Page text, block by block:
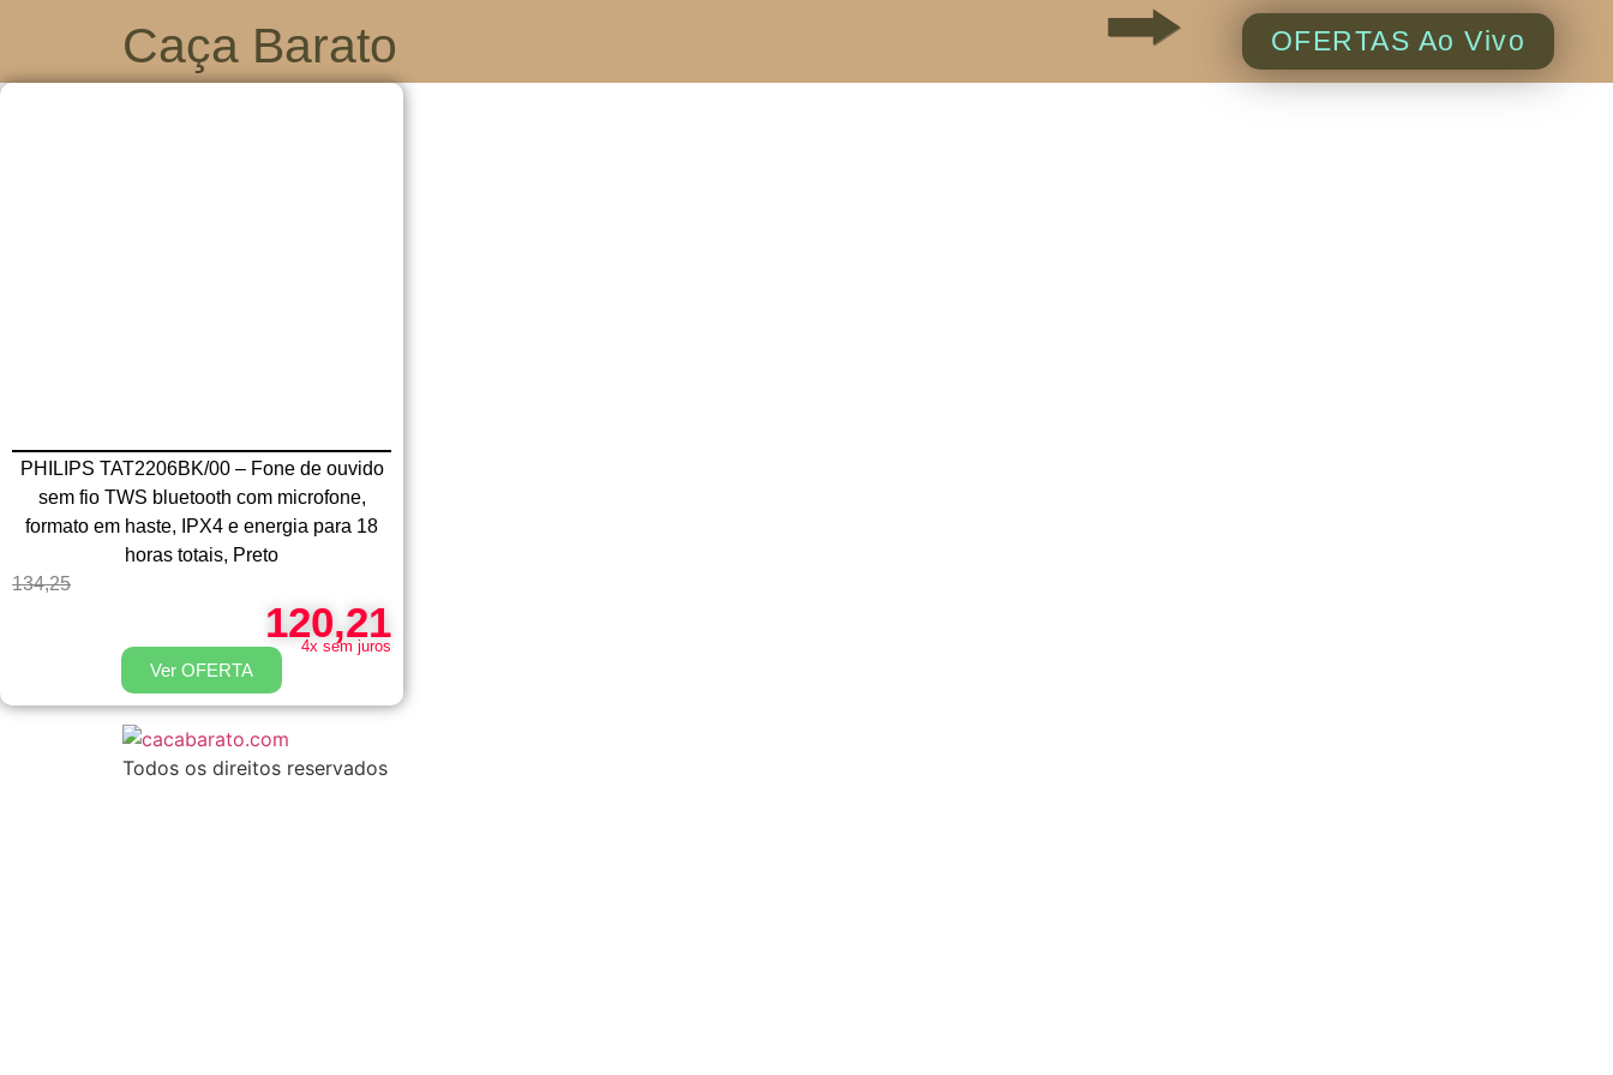
Caça Barato OFERTAS Ao Vivo
PHILIPS TAT2206BK/00 – Fone de ouvido
sem fio TWS bluetooth com microfone,
formato em haste, IPX4 e energia para 18
horas totais, Preto
134,25
120,21
4x sem juros
Ver OFERTA
Todos os direitos reservados